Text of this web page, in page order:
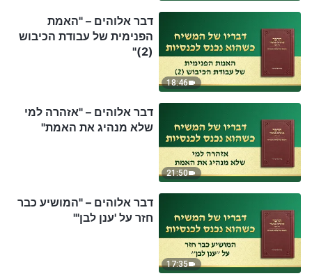
18:46
דבר אלוהים – "האמת
הפנימית של עבודת הכיבוש
(2)"
21:50
דבר אלוהים – "אזהרה למי
שלא מנהיג את האמת"
17:35
דבר אלוהים – "המושיע כבר
חזר על 'ענן לבן'"